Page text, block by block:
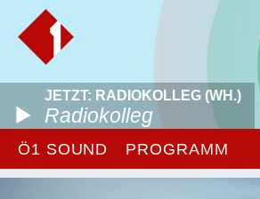
JETZT: RADIOKOLLEG (WH.)
Radiokolleg
Ö1 SOUND PROGRAMM